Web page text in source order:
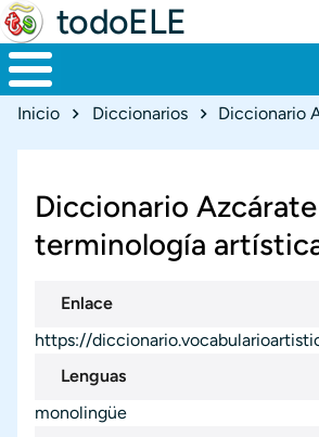
todoELE
Ruta de navegación
Inicio Diccionarios Diccionario
Diccionario
terminología
Enlace
https://
Lenguas
monolingüe